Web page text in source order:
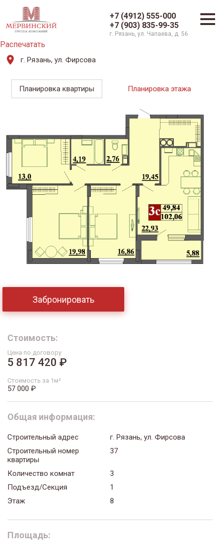
+7 (4912) 555-000
+7 (903) 835-99-35
г. Рязань, ул. Чапаева, д. 56
Распечатать
г. Рязань, ул. Фирсова
Планировка квартиры Планировка этажа
Забронировать
Стоимость:
Цена по договору
5 817 420 ₽
Стоимость за 1м²
57 000 ₽
Общая информация:
Строительный адрес
г. Рязань, ул. Фирсова
Строительный номер
квартиры
37
Количество комнат
3
Подъезд/Секция
1
Этаж
8
Площадь: